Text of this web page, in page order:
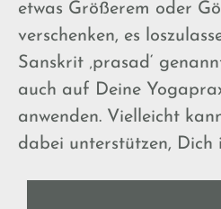
etwas Größerem oder
verschenken, es
Sanskrit ‚prasad‘
auch auf Deine
anwenden. Vielleicht
dabei unterstützen, Dich